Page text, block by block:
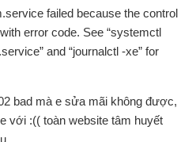
failed because the control
error code. See “systemctl
and “journalctl -xe” for
bad mà e sửa mãi không được,
với :(( toàn website tâm huyết